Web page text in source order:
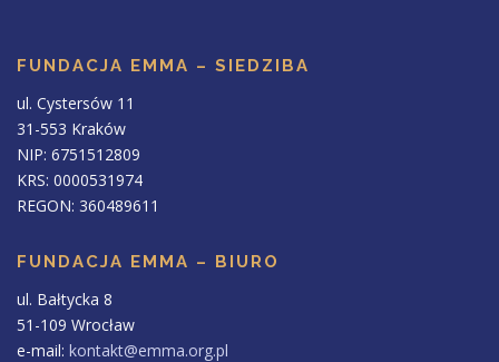
FUNDACJA EMMA – SIEDZIBA
ul. Cystersów 11
31-553 Kraków
NIP: 6751512809
KRS: 0000531974
REGON: 360489611
FUNDACJA EMMA – BIURO
ul. Bałtycka 8
51-109 Wrocław
e-mail: kontakt@emma.org.pl